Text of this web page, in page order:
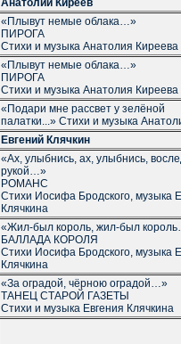
Анатолий Киреев
«Плывут немые облака…»
ПИРОГА
Стихи и музыка Анатолия Киреева
«Плывут немые облака…»
ПИРОГА
Стихи и музыка Анатолия Киреева
«Подари мне рассвет у зелёной
палатки...» Стихи и музыка
Евгений Клячкин
«Ах, улыбнись, ах, улыбнись,
рукой…»
РОМАНС
Стихи Иосифа Бродского, музыка
Клячкина
«Жил-был король, жил-был
БАЛЛАДА КОРОЛЯ
Стихи Иосифа Бродского, музыка
Клячкина
«За оградой, чёрною оградой…»
ТАНЕЦ СТАРОЙ ГАЗЕТЫ
Стихи и музыка Евгения Клячкина